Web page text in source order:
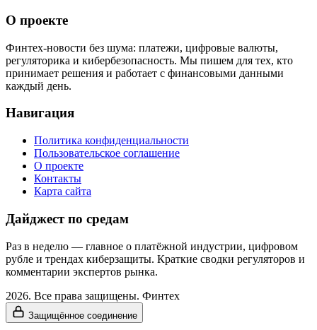
О проекте
Финтех-новости без шума: платежи, цифровые валюты,
регуляторика и кибербезопасность. Мы пишем для тех, кто
принимает решения и работает с финансовыми данными
каждый день.
Навигация
Политика конфиденциальности
Пользовательское соглашение
О проекте
Контакты
Карта сайта
Дайджест по средам
Раз в неделю — главное о платёжной индустрии, цифровом
рубле и трендах киберзащиты. Краткие сводки регуляторов и
комментарии экспертов рынка.
2026. Все права защищены. Финтех
Защищённое соединение